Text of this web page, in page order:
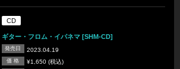
CD
ギター・フロム・イパネマ [SHM-CD]
発売日 2023.04.19
価 格 ¥1,650 (税込)